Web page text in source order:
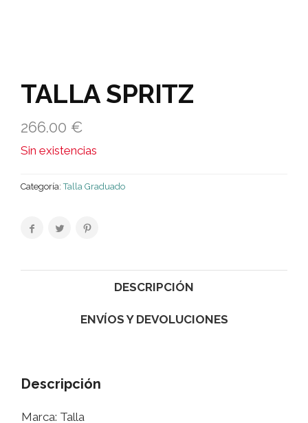
TALLA SPRITZ
266.00 €
Sin existencias
Categoría:Talla Graduado
DESCRIPCIÓN
ENVÍOS Y DEVOLUCIONES
Descripción
Marca: Talla